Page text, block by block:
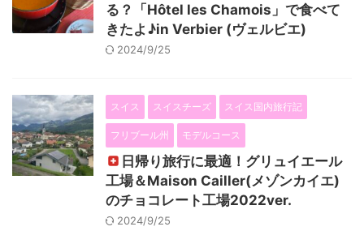
る？「Hôtel les Chamois」で食べて
きたよ♪in Verbier (ヴェルビエ)
2024/9/25
スイス スイスチーズ スイス国内旅行記
フリブール州 モデルコース
日帰り旅行に最適！グリュイエール
工場＆Maison Cailler(メゾンカイエ)
のチョコレート工場2022ver.
2024/9/25